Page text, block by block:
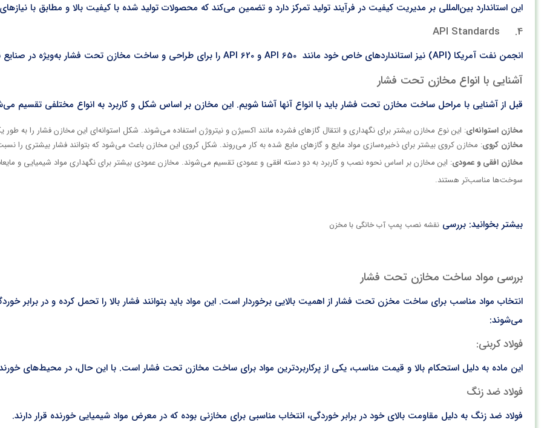
این استاندارد بین‌المللی بر مدیریت کیفیت در فرآیند تولید تمرکز دارد و تضمین می‌کند که محصولات تولید شده با کیفیت بالا و مطابق با
4. API Standards
انجمن نفت آمریکا (API) نیز استانداردهای خاص خود مانند API 650 و API 620 را برای طراحی و ساخت مخازن تحت فشار به‌ویژه در صنایع نفت و گاز دارد.
آشنایی با انواع مخازن تحت فشار
قبل از آشنایی با مراحل ساخت مخازن تحت فشار باید با انواع آنها آشنا شویم. این مخازن بر اساس شکل و کاربرد به انواع مختلفی تقسیم
مخازن استوانه‌ای: این نوع مخازن بیشتر برای نگهداری و انتقال گازهای فشرده مانند اکسیژن و نیتروژن استفاده می‌شوند. شکل استوانه‌ای این مخازن فشار را به
مخازن کروی: مخازن کروی بیشتر برای ذخیره‌سازی مواد مایع و گازهای مایع شده به کار می‌‌روند. شکل کروی این مخازن باعث می‌شود که بتوانند فشار بیشتری را
مخازن افقی و عمودی: این مخازن بر اساس نحوه نصب و کاربرد به دو دسته افقی و عمودی تقسیم می‌شوند. مخازن عمودی بیشتر برای نگهداری مواد شیمیایی و مایعات
سوخت‌ها مناسب‌تر هستند.
بیشتر بخوانید: بررسی نقشه نصب پمپ آب خانگی با مخزن
بررسی مواد ساخت مخازن تحت فشار
انتخاب مواد مناسب برای ساخت مخزن تحت فشار از اهمیت بالایی برخوردار است. این مواد باید بتوانند فشار بالا را تحمل کرده و در برابر
می‌شوند:
فولاد کربنی:
این ماده به دلیل استحکام بالا و قیمت مناسب، یکی از پرکاربردترین مواد برای ساخت مخازن تحت فشار است. با این حال، در محیط‌های
فولاد ضد زنگ
فولاد ضد زنگ به دلیل مقاومت بالای خود در برابر خوردگی، انتخاب مناسبی برای مخازنی بوده که در معرض مواد شیمیایی خورنده قرار دارند.